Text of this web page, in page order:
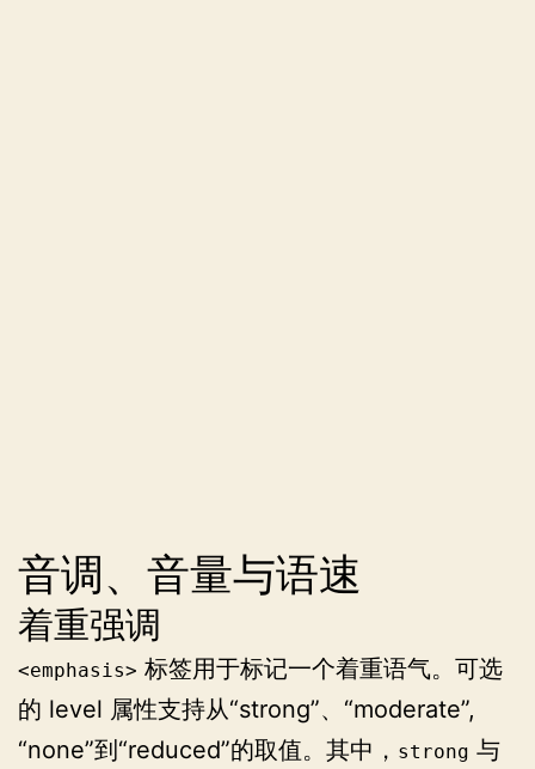
音调、音量与语速
着重强调
<emphasis> 标签用于标记一个着重语气。可选
的 level 属性支持从“strong”、“moderate”,
“none”到“reduced”的取值。其中， strong 与